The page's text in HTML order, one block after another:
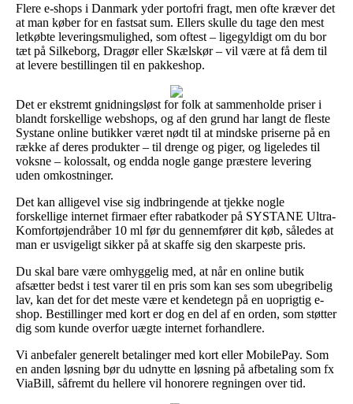
Flere e-shops i Danmark yder portofri fragt, men ofte kræver det
at man køber for en fastsat sum. Ellers skulle du tage den mest
letkøbte leveringsmulighed, som oftest – ligegyldigt om du bor
tæt på Silkeborg, Dragør eller Skælskør – vil være at få dem til
at levere bestillingen til en pakkeshop.
Det er ekstremt gnidningsløst for folk at sammenholde priser i
blandt forskellige webshops, og af den grund har langt de fleste
Systane online butikker været nødt til at mindske priserne på en
række af deres produkter – til drenge og piger, og ligeledes til
voksne – kolossalt, og endda nogle gange præstere levering
uden omkostninger.
Det kan alligevel vise sig indbringende at tjekke nogle
forskellige internet firmaer efter rabatkoder på SYSTANE Ultra-
Komfortøjendråber 10 ml før du gennemfører dit køb, således at
man er usvigeligt sikker på at skaffe sig den skarpeste pris.
Du skal bare være omhyggelig med, at når en online butik
afsætter bedst i test varer til en pris som kan ses som ubegribelig
lav, kan det for det meste være et kendetegn på en uoprigtig e-
shop. Bestillinger med kort er dog en del af en orden, som støtter
dig som kunde overfor uægte internet forhandlere.
Vi anbefaler generelt betalinger med kort eller MobilePay. Som
en anden løsning bør du udnytte en løsning på afbetaling som fx
ViaBill, såfremt du hellere vil honorere regningen over tid.